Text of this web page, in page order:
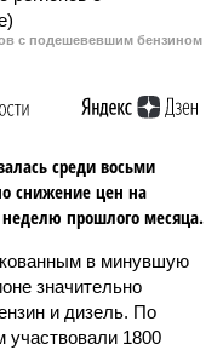
с подешевевшим бензином
среди восьми
снижение цен на
прошлого месяца.
в минувшую
значительно
и дизель. По
участвовали 1800